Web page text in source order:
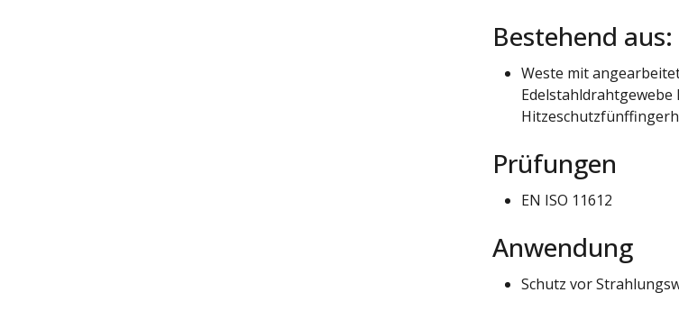
Bestehend aus:
Weste mit
Edelstahldrahtgewebe
Prüfungen
EN ISO 11612
Anwendung
Schutz vor